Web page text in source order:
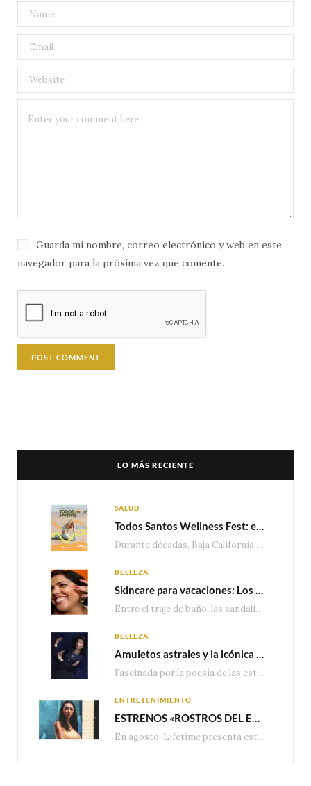
Guarda mi nombre, correo electrónico y web en este
navegador para la próxima vez que comente.
LO MÁS RECIENTE
SALUD
Durante décadas, Baja California Sur ha sido reconocido por sus playas, hoteles de lujo y…
BELLEZA
Entre el traje de baño, las sandalias, los lentes de sol y los looks que…
BELLEZA
Fascinada por la poesía de las estrellas, la Maison Van Cleef & Arpels celebra la llegada de las…
ENTRETENIMIENTO
En agosto, Lifetime presenta estrenos exclusivos con historias donde las apariencias esconden los secretos más…